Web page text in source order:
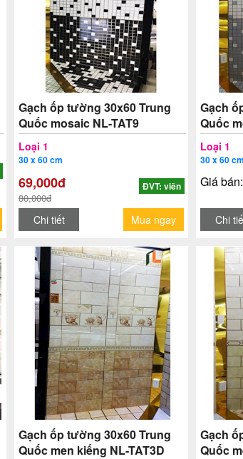
Gạch ốp tường 30x60 Trung
Quốc mosaic NL-TAT9
Loại 1
30 x 60 cm
69,000đ
80,000đ
ĐVT: viên
Chi tiết Mua ngay
Gạch
Quốc
Loại 1
30 x 60 cm
Giá bán:
Chi
Gạch ốp tường 30x60 Trung
Quốc men kiếng NL-TAT3D
Gạch
Quốc